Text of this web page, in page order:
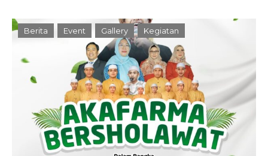
Berita Event Gallery Kegiatan